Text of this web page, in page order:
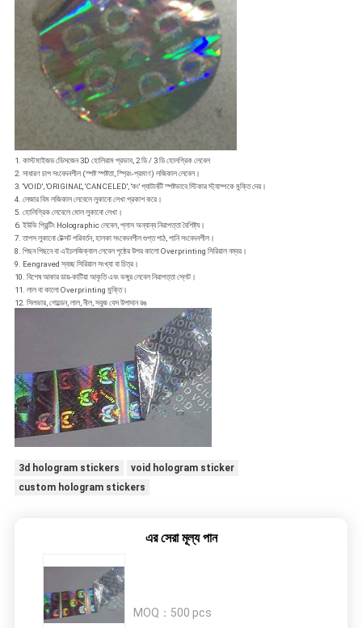
1. কাস্টমাইজড ডেিসজেন 3D হোলিরাম প্রভাব, 2 ডি / 3 ডি হোলগ্রিক লেবেল
2. সাধারণ চাপ সংবেদনশীল (স্পষ্ট স্পষ্টতা, স্প্রিং-প্রমাণ) লজিকাল লেবেল।
3. 'VOID', 'ORIGINAL', 'CANCELED', 'কং' প্যাটার্নটি স্পষ্টভাবে স্টিকার স্ট্যাম্পকে মুক্তি দেয়।
4. লেজার বিম লজিকাল লেবেলে লুকানো লেখা প্রকাশ করে।
5. হোলিগ্রিক লেবেলে মোল লুকানো লেখা।
6. ইউভি প্রিন্টিং Holographic লেবেল, প্লাস অন্যান্য নিরাপত্তা বৈশিষ্ট্য।
7. তাপস লুকানো টেক্সট পরিবর্তন, হালকা সংবেদনশীল গুপ্ত পাঠ, পানি সংবেদনশীল।
8. পিছন পিছনে বা এইচলজিক্যাল লেবেল পৃষ্ঠের উপর কালো Overprinting সিরিয়াল নম্বর।
9. Eengraved স্বচ্ছ সিরিয়াল সংখ্যা বা চিত্র।
10. বিশেষ আকার ডায়-কাটিয়া আকৃতি এবং ভঙ্গুর লেবেল নিরাপত্তা স্লেট।
11. লাল বা কালো Overprinting মুক্তি।
12. সিলভার, গোল্ডেন, লাল, নীল, সবুজ বেস উপাদান রঙ
3d hologram stickers
void hologram sticker
custom hologram stickers
এর সেরা মূল্য পান
MOQ： 500 pcs